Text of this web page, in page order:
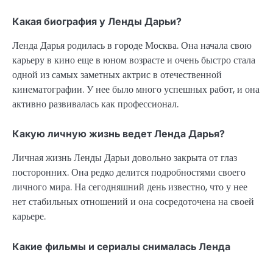
Какая биография у Ленды Дарьи?
Ленда Дарья родилась в городе Москва. Она начала свою
карьеру в кино еще в юном возрасте и очень быстро стала
одной из самых заметных актрис в отечественной
кинематографии. У нее было много успешных работ, и она
активно развивалась как профессионал.
Какую личную жизнь ведет Ленда Дарья?
Личная жизнь Ленды Дарьи довольно закрыта от глаз
посторонних. Она редко делится подробностями своего
личного мира. На сегодняшний день известно, что у нее
нет стабильных отношений и она сосредоточена на своей
карьере.
Какие фильмы и сериалы снималась Ленда